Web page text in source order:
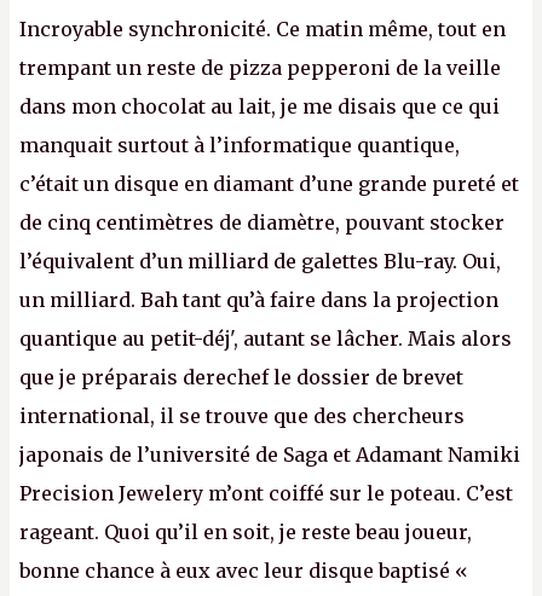
Incroyable synchronicité. Ce matin même, tout en
trempant un reste de pizza pepperoni de la veille
dans mon chocolat au lait, je me disais que ce qui
manquait surtout à l’informatique quantique,
c’était un disque en diamant d’une grande pureté et
de cinq centimètres de diamètre, pouvant stocker
l’équivalent d’un milliard de galettes Blu-ray. Oui,
un milliard. Bah tant qu’à faire dans la projection
quantique au petit-déj', autant se lâcher. Mais alors
que je préparais derechef le dossier de brevet
international, il se trouve que des chercheurs
japonais de l’université de Saga et Adamant Namiki
Precision Jewelery m’ont coiffé sur le poteau. C’est
rageant. Quoi qu’il en soit, je reste beau joueur,
bonne chance à eux avec leur disque baptisé «